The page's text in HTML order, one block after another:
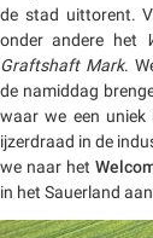
de stad uittorent.
onder andere het
Graftshaft Mark.
de namiddag
waar we een uniek
ijzerdraad in de
we naar het
in het Sauerland